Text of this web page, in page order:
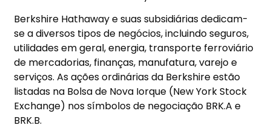
Berkshire Hathaway e suas subsidiárias dedicam-
se a diversos tipos de negócios, incluindo seguros,
utilidades em geral, energia, transporte ferroviário
de mercadorias, finanças, manufatura, varejo e
serviços. As ações ordinárias da Berkshire estão
listadas na Bolsa de Nova Iorque (New York Stock
Exchange) nos símbolos de negociação BRK.A e
BRK.B.